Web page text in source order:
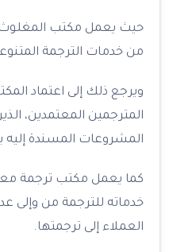
حيث يعمل مكتب
من خدمات الترجمة
ويرجع ذلك إلى اعتماد
المترجمين المعتمدين،
المشروعات المسندة إليه
كما يعمل مكتب ترجمة
خدماته للترجمة من وإلى
العملاء إلى ترجمتها.